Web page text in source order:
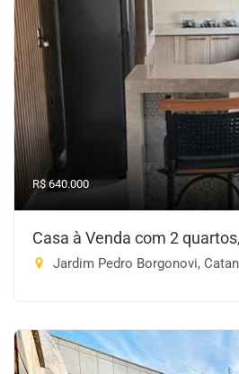
R$ 640.000
Casa à Venda com 2
Jardim Pedro Borgonovi,